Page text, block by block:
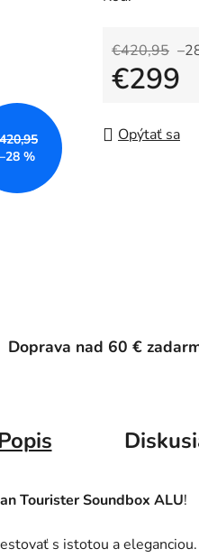
€420,95
€299
Opýtať sa
–28 %
Doprava nad 60 €
Tourister Soundbox ALU!
s istotou a eleganciou.